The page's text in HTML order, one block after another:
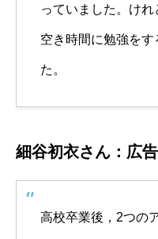
っていました。け
空き時間に勉強を
た。
細谷初衣さん：広
高校卒業後，2つの